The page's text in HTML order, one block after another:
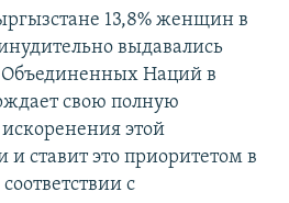
13,8% женщин в
выдавались
Наций в
свою полную
этой
ставит это приоритетом в
с